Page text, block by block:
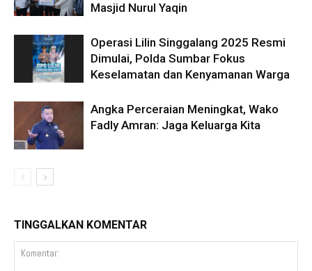
Masjid Nurul Yaqin
Operasi Lilin Singgalang 2025 Resmi
Dimulai, Polda Sumbar Fokus
Keselamatan dan Kenyamanan Warga
Angka Perceraian Meningkat, Wako
Fadly Amran: Jaga Keluarga Kita
TINGGALKAN KOMENTAR